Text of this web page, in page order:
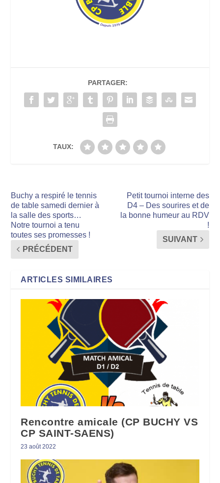
PARTAGER:
TAUX:
Buchy a respiré le tennis
de table samedi dernier à
la salle des sports…
Notre tournoi a tenu
toutes ses promesses !
PRÉCÉDENT
Petit tournoi interne des
D4 – Des sourires et de
la bonne humeur au RDV
!
SUIVANT
ARTICLES SIMILAIRES
Rencontre amicale (CP BUCHY VS
CP SAINT-SAENS)
23 août 2022